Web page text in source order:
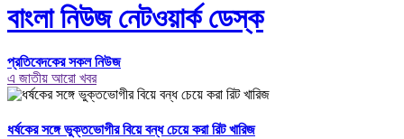
বাংলা নিউজ নেটওয়ার্ক ডেস্ক
প্রতিবেদকের সকল নিউজ
এ জাতীয় আরো খবর
ধর্ষকের সঙ্গে ভুক্তভোগীর বিয়ে বন্ধ চেয়ে করা রিট খারিজ